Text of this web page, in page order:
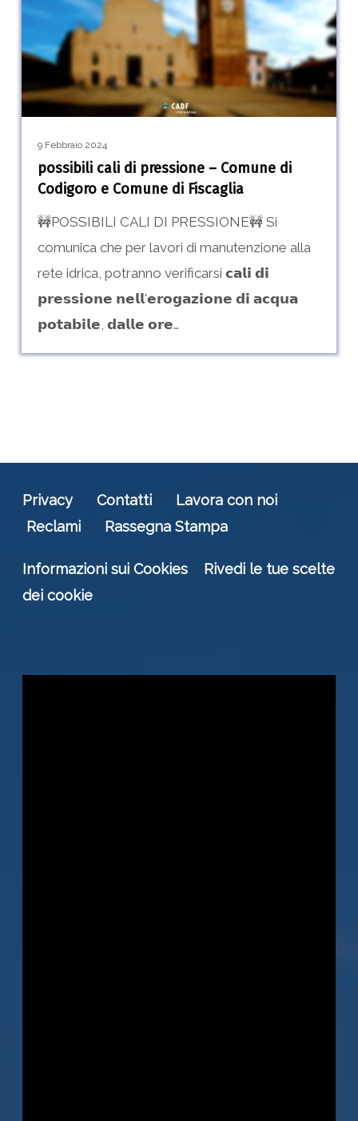
Comune
Codigoro
Comune
9 Febbraio 2024
possibili cali di pressione – Comune di
Codigoro e Comune di Fiscaglia
🚧POSSIBILI CALI DI PRESSIONE🚧 Si
comunica che per lavori di manutenzione alla
rete idrica, potranno verificarsi 𝗰𝗮𝗹𝗶 𝗱𝗶
𝗽𝗿𝗲𝘀𝘀𝗶𝗼𝗻𝗲 𝗻𝗲𝗹𝗹'𝗲𝗿𝗼𝗴𝗮𝘇𝗶𝗼𝗻𝗲 𝗱𝗶 𝗮𝗰𝗾𝘂𝗮
𝗽𝗼𝘁𝗮𝗯𝗶𝗹𝗲, 𝗱𝗮𝗹𝗹𝗲 𝗼𝗿𝗲…
Privacy Contatti
Lavora con noi
Reclami
Rassegna Stampa
Informazioni sui Cookies
Rivedi le tue scelte
dei cookie